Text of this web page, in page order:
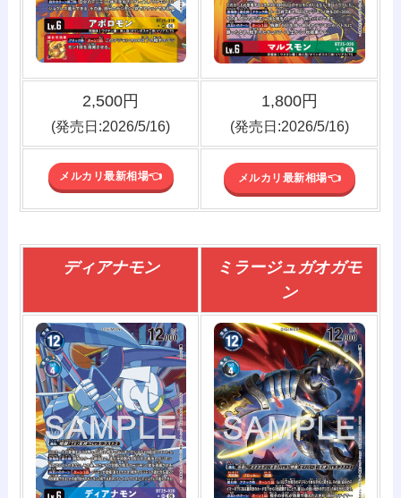
2,500円
(発売日:2026/5/16)
1,800円
(発売日:2026/5/16)
メルカリ最新相場👈️ メルカリ最新相場👈️
ディアナモン
ミラージュガオガモ
ン